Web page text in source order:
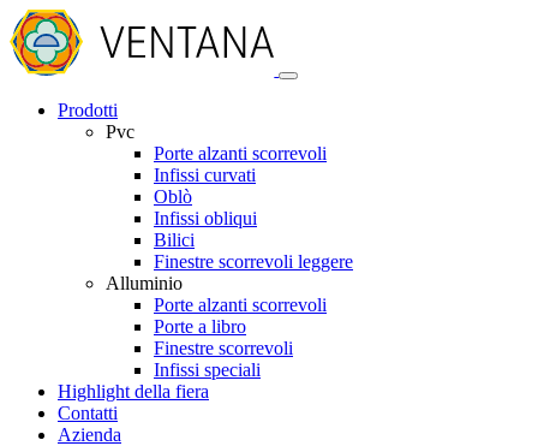
Prodotti
Pvc
Porte alzanti scorrevoli
Infissi curvati
Oblò
Infissi obliqui
Bilici
Finestre scorrevoli leggere
Alluminio
Porte alzanti scorrevoli
Porte a libro
Finestre scorrevoli
Infissi speciali
Highlight della fiera
Contatti
Azienda